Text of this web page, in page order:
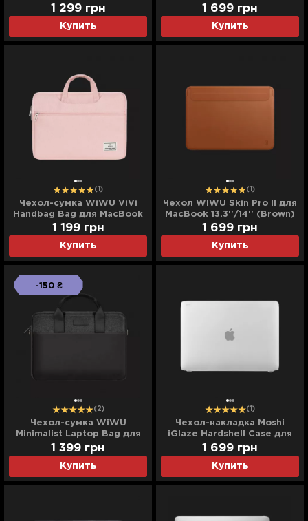
13,3/14 (Gray)
Купить
1 299 грн
(2021/2023) (Black)
Купить
1 699 грн
(1)
Чехол-сумка WiWU ViVi
Handbag Bag для MacBook
13,3/14 (Pink)
Купить
1 199 грн
(1)
Чехол WIWU Skin Pro II для
MacBook 13.3''/14'' (Brown)
Купить
1 699 грн
-150 ₴
(2)
Чехол-сумка WiWU
Minimalist Laptop Bag для
MacBook 13/14" (Black)
Купить
1 399 грн
(1)
Чехол-накладка Moshi
iGlaze Hardshell Case для
MacBook Pro 13 (2016-
2020) (Stealth Clear)
Купить
1 699 грн